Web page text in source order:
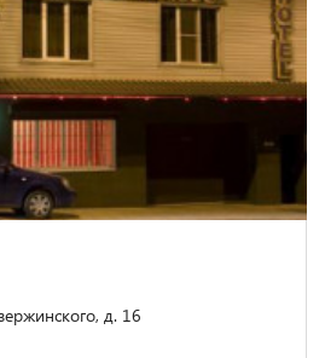
д. 16